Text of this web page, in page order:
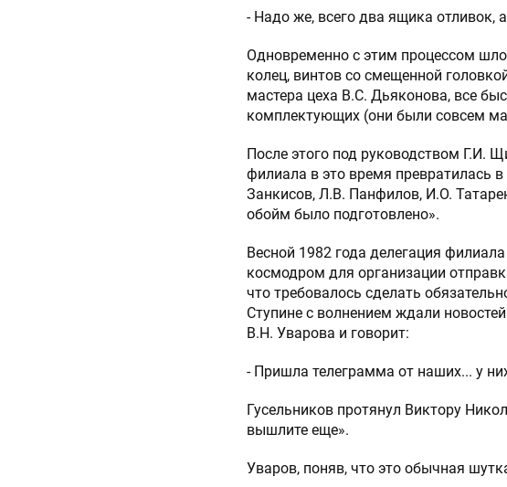
- Надо же, всего два ящика отливок,
Одновременно с этим процессом
колец, винтов со смещенной
мастера цеха В.С. Дьяконова, все
комплектующих (они были совсем
После этого под руководством Г.И.
филиала в это время превратилась
Занкисов, Л.В. Панфилов, И.О.
обойм было подготовлено».
Весной 1982 года делегация
космодром для организации
что требовалось сделать
Ступине с волнением ждали
В.Н. Уварова и говорит:
- Пришла телеграмма от наших... у
Гусельников протянул Виктору
вышлите еще».
Уваров, поняв, что это обычная